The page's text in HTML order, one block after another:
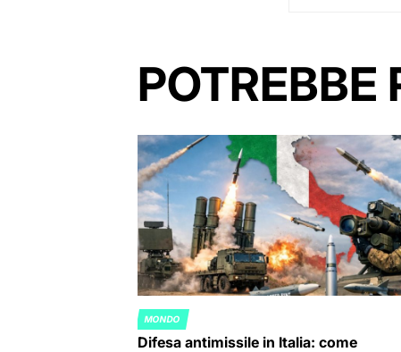
POTREBBE
POSTED
IN
MONDO
Difesa antimissile in Italia: come